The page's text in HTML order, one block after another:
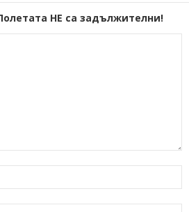
НЕ са задължителни!